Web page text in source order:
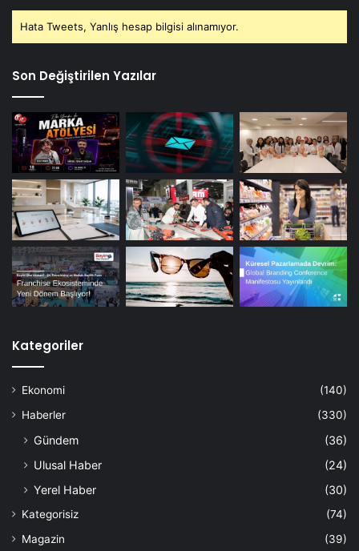
Hata Tweets, Yanlış hesap bilgisi alınamıyor.
Son Değiştirilen Yazılar
Kategoriler
Ekonomi
(140)
Haberler
(330)
Gündem
(36)
Ulusal Haber
(24)
Yerel Haber
(30)
Kategorisiz
(74)
Magazin
(39)